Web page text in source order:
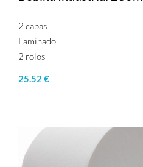
2 capas
Laminado
2 rolos
25.52 €